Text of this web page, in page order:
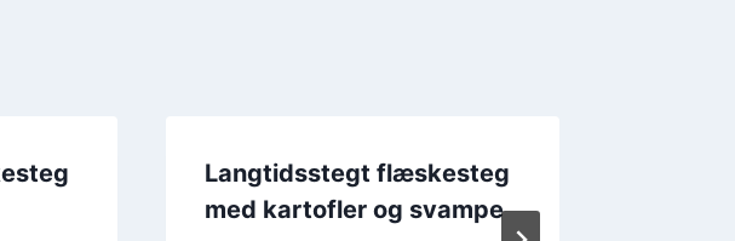
Langtidsstegt flæskesteg
med kartofler og svampe